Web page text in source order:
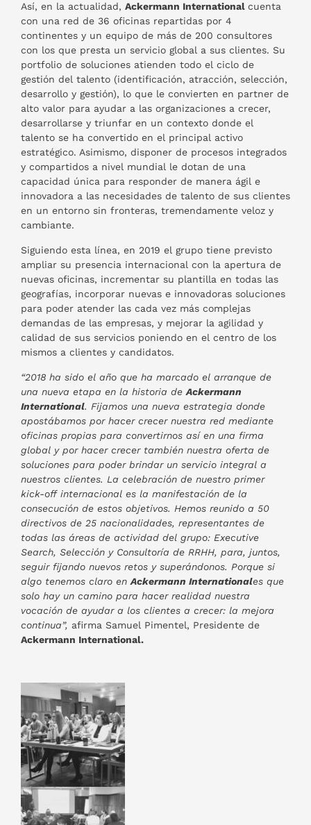
Así, en la actualidad, Ackermann International cuenta
con una red de 36 oficinas repartidas por 4
continentes y un equipo de más de 200 consultores
con los que presta un servicio global a sus clientes. Su
portfolio de soluciones atienden todo el ciclo de
gestión del talento (identificación, atracción, selección,
desarrollo y gestión), lo que le convierten en partner de
alto valor para ayudar a las organizaciones a crecer,
desarrollarse y triunfar en un contexto donde el
talento se ha convertido en el principal activo
estratégico. Asimismo, disponer de procesos integrados
y compartidos a nivel mundial le dotan de una
capacidad única para responder de manera ágil e
innovadora a las necesidades de talento de sus clientes
en un entorno sin fronteras, tremendamente veloz y
cambiante.
Siguiendo esta línea, en 2019 el grupo tiene previsto
ampliar su presencia internacional con la apertura de
nuevas oficinas, incrementar su plantilla en todas las
geografías, incorporar nuevas e innovadoras soluciones
para poder atender las cada vez más complejas
demandas de las empresas, y mejorar la agilidad y
calidad de sus servicios poniendo en el centro de los
mismos a clientes y candidatos.
“2018 ha sido el año que ha marcado el arranque de
una nueva etapa en la historia de Ackermann
International. Fijamos una nueva estrategia donde
apostábamos por hacer crecer nuestra red mediante
oficinas propias para convertirnos así en una firma
global y por hacer crecer también nuestra oferta de
soluciones para poder brindar un servicio integral a
nuestros clientes. La celebración de nuestro primer
kick-off internacional es la manifestación de la
consecución de estos objetivos. Hemos reunido a 50
directivos de 25 nacionalidades, representantes de
todas las áreas de actividad del grupo: Executive
Search, Selección y Consultoría de RRHH, para, juntos,
seguir fijando nuevos retos y superándonos. Porque si
algo tenemos claro en Ackermann Internationales que
solo hay un camino para hacer realidad nuestra
vocación de ayudar a los clientes a crecer: la mejora
continua”, afirma Samuel Pimentel, Presidente de
Ackermann International.